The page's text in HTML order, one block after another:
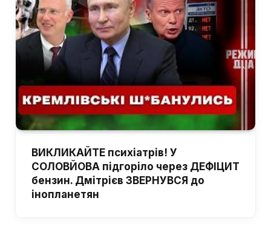
ВИКЛИКАЙТЕ психіатрів! У
СОЛОВЙОВА підгоріло через ДЕФІЦИТ
бензин. Дмітрієв ЗВЕРНУВСЯ до
інопланетян